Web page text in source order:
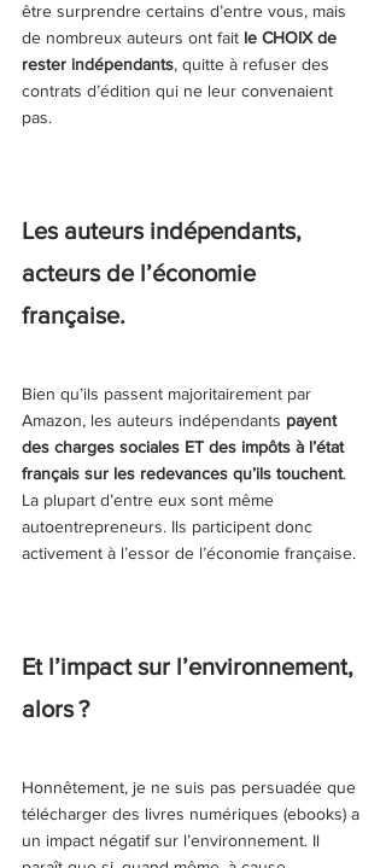
être surprendre certains d’entre vous, mais
de nombreux auteurs ont fait le CHOIX de
rester indépendants, quitte à refuser des
contrats d’édition qui ne leur convenaient
pas.
Les auteurs indépendants,
acteurs de l’économie
française.
Bien qu’ils passent majoritairement par
Amazon, les auteurs indépendants payent
des charges sociales ET des impôts à l’état
français sur les redevances qu’ils touchent.
La plupart d’entre eux sont même
autoentrepreneurs. Ils participent donc
activement à l’essor de l’économie française.
Et l’impact sur l’environnement,
alors ?
Honnêtement, je ne suis pas persuadée que
télécharger des livres numériques (ebooks) a
un impact négatif sur l’environnement. Il